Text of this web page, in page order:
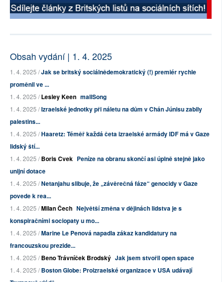
Obsah vydání | 1. 4. 2025
1. 4. 2025 /Jak se britský sociálnědemokratický (!) premiér rychle
proměnil ve ...
1. 4. 2025 /Lesley Keen mallSong
1. 4. 2025 /Izraelské jednotky při náletu na dům v Chán Júnisu zabily
palestins...
1. 4. 2025 /Haaretz: Téměř každá četa izraelské armády IDF má v Gaze
lidský ští...
1. 4. 2025 /Boris Cvek Peníze na obranu skončí asi úplně stejně jako
unijní dotace
1. 4. 2025 /Netanjahu slibuje, že „závěrečná fáze“ genocidy v Gaze
povede k rea...
1. 4. 2025 /Milan Čech Největší změna v dějinách lidstva je s
konspiračními sociopaty u mo...
1. 4. 2025 /Marine Le Penová napadla zákaz kandidatury na
francouzskou prezide...
1. 4. 2025 /Beno Trávníček Brodský Jak jsem stvořil open space
1. 4. 2025 /Boston Globe: Proizraelské organizace v USA udávají